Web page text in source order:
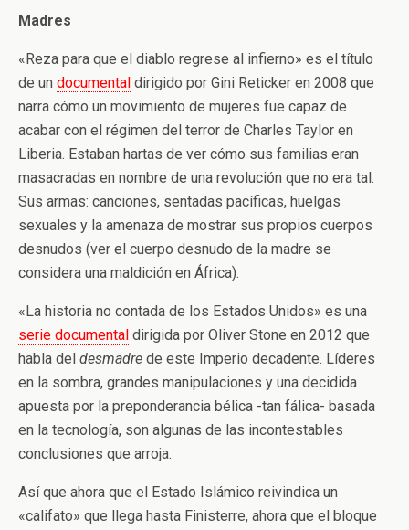
Madres
«Reza para que el diablo regrese al infierno» es el título
de un documental dirigido por Gini Reticker en 2008 que
narra cómo un movimiento de mujeres fue capaz de
acabar con el régimen del terror de Charles Taylor en
Liberia. Estaban hartas de ver cómo sus familias eran
masacradas en nombre de una revolución que no era tal.
Sus armas: canciones, sentadas pacíficas, huelgas
sexuales y la amenaza de mostrar sus propios cuerpos
desnudos (ver el cuerpo desnudo de la madre se
considera una maldición en África).
«La historia no contada de los Estados Unidos» es una
serie documental dirigida por Oliver Stone en 2012 que
habla del desmadre de este Imperio decadente. Líderes
en la sombra, grandes manipulaciones y una decidida
apuesta por la preponderancia bélica -tan fálica- basada
en la tecnología, son algunas de las incontestables
conclusiones que arroja.
Así que ahora que el Estado Islámico reivindica un
«califato» que llega hasta Finisterre, ahora que el bloque